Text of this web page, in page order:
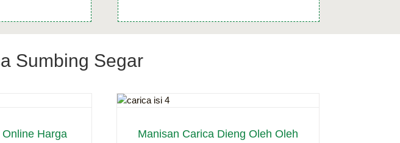
Sumbing Segar
Harga
Oleh Oleh Khas
carica
Manisan Carica Dieng Oleh Oleh